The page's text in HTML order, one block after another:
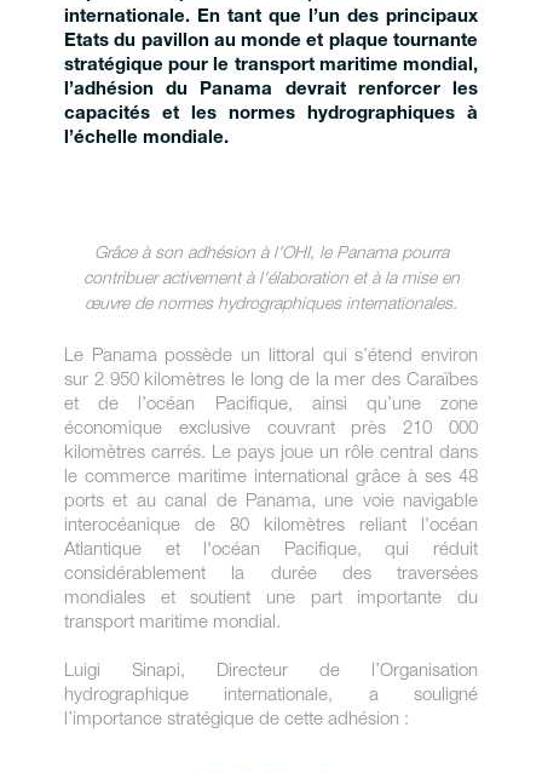
internationale. En tant que l’un des principaux
Etats du pavillon au monde et plaque tournante
stratégique pour le transport maritime mondial,
l’adhésion du Panama devrait renforcer les
capacités et les normes hydrographiques à
l’échelle mondiale.
Grâce à son adhésion à l'OHI, le Panama pourra
contribuer activement à l'élaboration et à la mise en
œuvre de normes hydrographiques internationales.
Le Panama possède un littoral qui s’étend environ
sur 2 950 kilomètres le long de la mer des Caraïbes
et de l’océan Pacifique, ainsi qu’une zone
économique exclusive couvrant près 210 000
kilomètres carrés. Le pays joue un rôle central dans
le commerce maritime international grâce à ses 48
ports et au canal de Panama, une voie navigable
interocéanique de 80 kilomètres reliant l'océan
Atlantique et l'océan Pacifique, qui réduit
considérablement la durée des traversées
mondiales et soutient une part importante du
transport maritime mondial.
Luigi Sinapi, Directeur de l’Organisation
hydrographique internationale, a souligné
l’importance stratégique de cette adhésion :